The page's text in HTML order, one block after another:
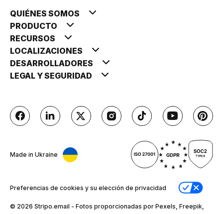
QUIÉNES SOMOS
PRODUCTO
RECURSOS
LOCALIZACIONES
DESARROLLADORES
LEGAL Y SEGURIDAD
Made in Ukraine
Preferencias de cookies y su elección de privacidad
© 2026 Stripо.email - Fotos proporcionadas por Pexels, Freepik,